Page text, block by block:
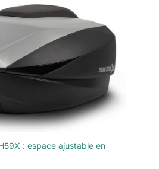
: espace ajustable en